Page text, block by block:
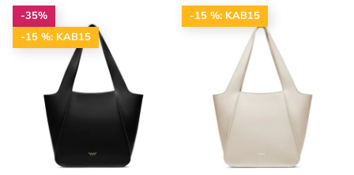
-35%
-15 %: KAB15
-15 %: KAB15